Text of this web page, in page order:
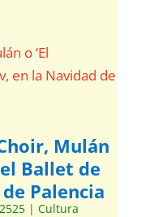
Mulán
Ballet de
Palencia
| Cultura